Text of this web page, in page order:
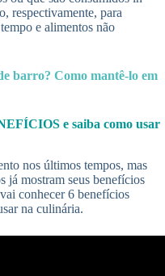
respectivamente, para
e alimentos não
barro? Como mantê-lo em
e saiba como usar
nos últimos tempos, mas
já mostram seus benefícios
conhecer 6 benefícios
na culinária.